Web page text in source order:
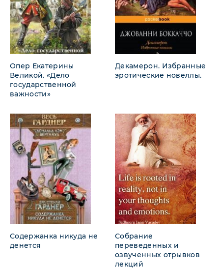
Опер Екатерины
Великой. «Дело
государственной
важности»
Декамерон. Избранные
эротические новеллы.
Содержанка никуда не
денется
Собрание
переведенных и
озвученных отрывков
лекций